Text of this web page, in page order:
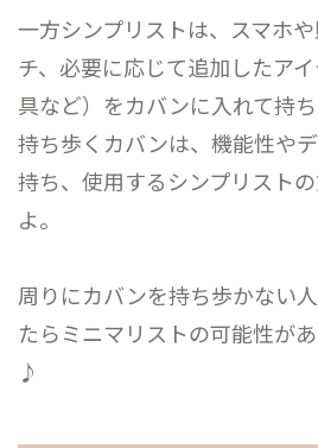
一方シンプリストは、スマホ
チ、必要に応じて追加したア
具など）をカバンに入れて持ち
持ち歩くカバンは、機能性や
持ち、使用するシンプリスト
よ。
周りにカバンを持ち歩かない
たらミニマリストの可能性が
♪